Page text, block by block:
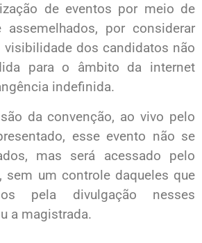
de eventos por meio de
por considerar
visibilidade dos candidatos não
para o âmbito da internet
indefinida.
da convenção, ao vivo pelo
esse evento não se
mas será acessado pelo
sem um controle daqueles que
pela divulgação nesses
a magistrada.